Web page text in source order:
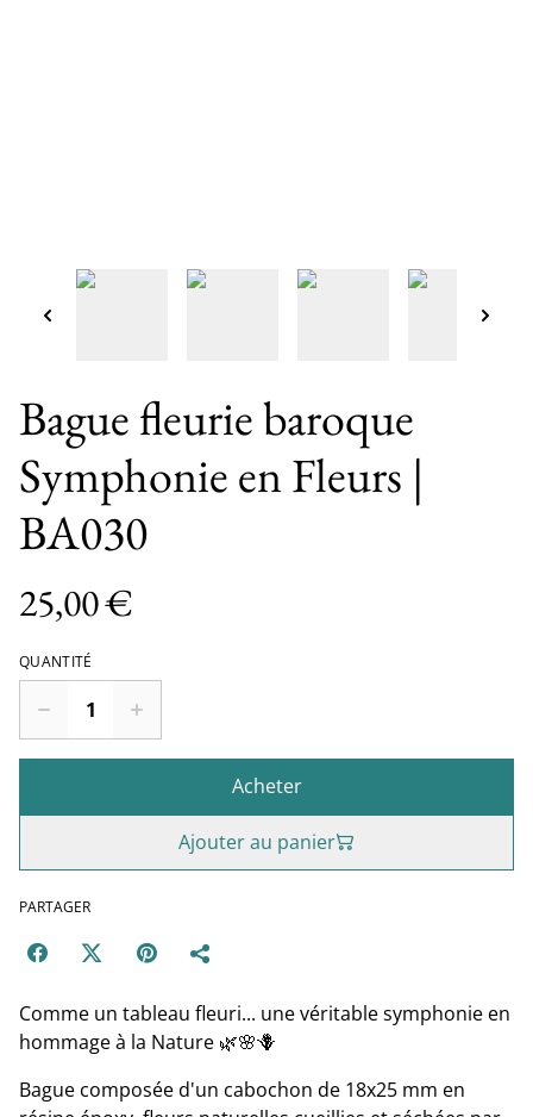
Bague fleurie baroque
Symphonie en Fleurs |
BA030
25,00 €
QUANTITÉ
Acheter
Ajouter au panier
PARTAGER
Comme un tableau fleuri... une véritable symphonie en
hommage à la Nature 🌿🌸🪻
Bague composée d'un cabochon de 18x25 mm en